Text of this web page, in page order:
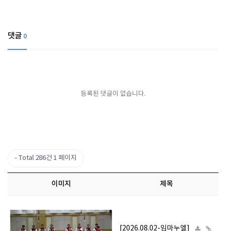
댓글 0
등록된 댓글이 없습니다.
Total 286건 1 페이지
이미지 제목
[2026.08.02-임마누엘]